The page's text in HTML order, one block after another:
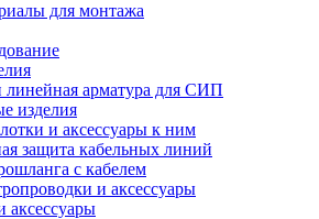
для монтажа
линейная арматура для СИП
изделия
и аксессуары к ним
защита кабельных линий
с кабелем
и аксессуары
аксессуары